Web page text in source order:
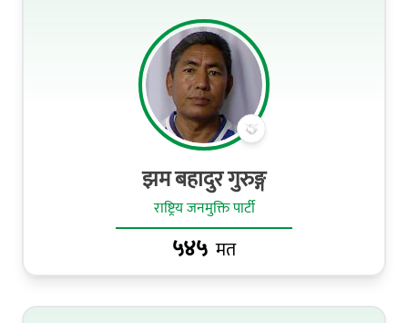
झम बहादुर गुरुङ्ग
राष्ट्रिय जनमुक्ति पार्टी
५४५ मत